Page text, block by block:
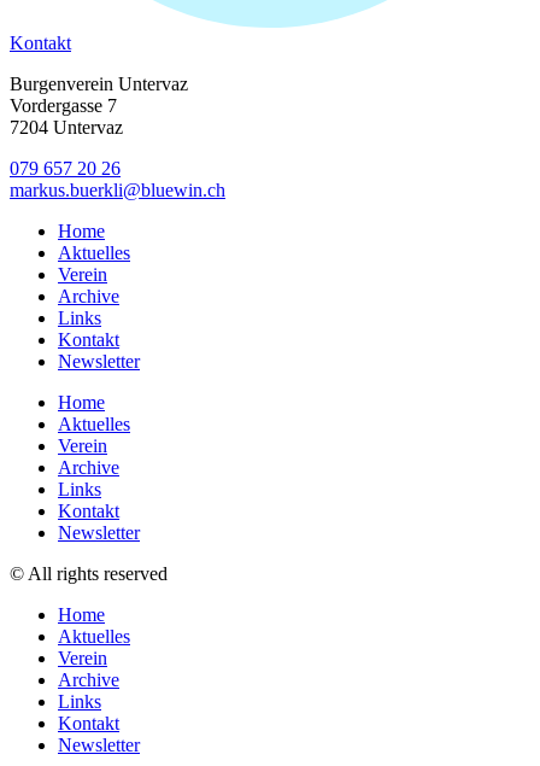
Kontakt
Burgenverein Untervaz
Vordergasse 7
7204 Untervaz
079 657 20 26
markus.buerkli@bluewin.ch
Home
Aktuelles
Verein
Archive
Links
Kontakt
Newsletter
Home
Aktuelles
Verein
Archive
Links
Kontakt
Newsletter
© All rights reserved
Home
Aktuelles
Verein
Archive
Links
Kontakt
Newsletter